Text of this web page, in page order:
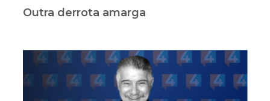
Outra derrota amarga